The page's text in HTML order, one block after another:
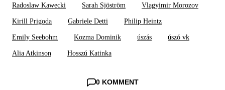
Radoslaw Kawecki Sarah Sjöström Vlagyimir Morozov
Kirill Prigoda Gabriele Detti Philip Heintz
Emily Seebohm Kozma Dominik úszás úszó vk
Alia Atkinson Hosszú Katinka
0 KOMMENT